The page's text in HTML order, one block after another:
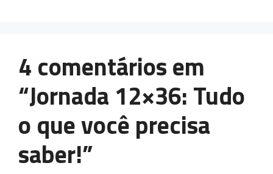
4 comentários em
“Jornada 12×36: Tudo
o que você precisa
saber!”